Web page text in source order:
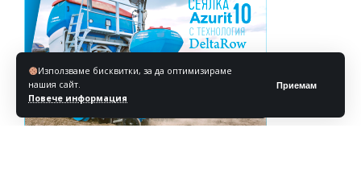
Използваме бисквитки, за да оптимизираме
нашия сайт.
Повече информация
Приемам